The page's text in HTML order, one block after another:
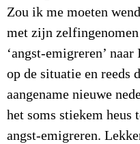
Zou ik me moeten
met zijn
‘angst-emigreren’
op de situatie en reeds
aangename nieuwe
het soms stiekem heus
angst-emigreren.